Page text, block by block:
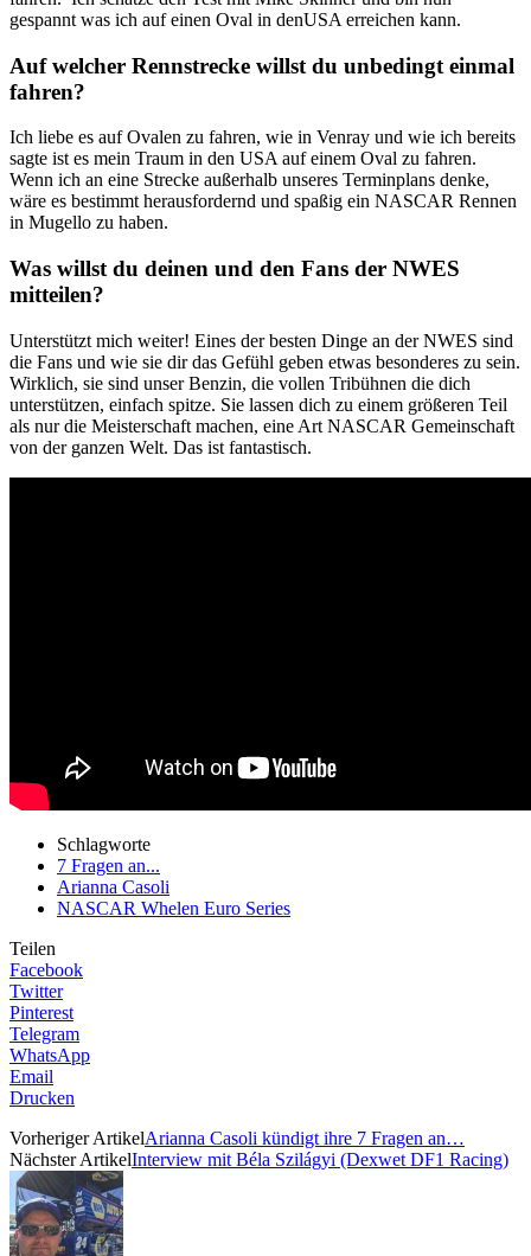
gespannt was ich auf einen Oval in denUSA erreichen kann.
Auf welcher Rennstrecke willst du unbedingt einmal
fahren?
Ich liebe es auf Ovalen zu fahren, wie in Venray und wie ich bereits
sagte ist es mein Traum in den USA auf einem Oval zu fahren.
Wenn ich an eine Strecke außerhalb unseres Terminplans denke,
wäre es bestimmt herausfordernd und spaßig ein NASCAR Rennen
in Mugello zu haben.
Was willst du deinen und den Fans der NWES
mitteilen?
Unterstützt mich weiter! Eines der besten Dinge an der NWES sind
die Fans und wie sie dir das Gefühl geben etwas besonderes zu sein.
Wirklich, sie sind unser Benzin, die vollen Tribühnen die dich
unterstützen, einfach spitze. Sie lassen dich zu einem größeren Teil
als nur die Meisterschaft machen, eine Art NASCAR Gemeinschaft
von der ganzen Welt. Das ist fantastisch.
Schlagworte
7 Fragen an...
Arianna Casoli
NASCAR Whelen Euro Series
Teilen
Facebook
Twitter
Pinterest
Telegram
WhatsApp
Email
Drucken
Vorheriger ArtikelArianna Casoli kündigt ihre 7 Fragen an…
Nächster ArtikelInterview mit Béla Szilágyi (Dexwet DF1 Racing)